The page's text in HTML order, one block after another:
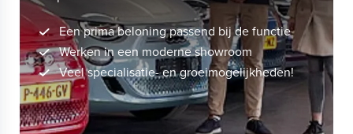
Een prima beloning passend bij de functie
Werken in een moderne showroom
Veel specialisatie- en groeimogelijkheden!